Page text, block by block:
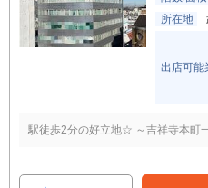
所在地
出店可能
駅徒歩2分の好立地☆ ～吉祥寺本町